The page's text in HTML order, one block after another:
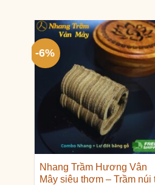
-6%
Nhang Trầm Hương Vân
Mây siêu thơm – Trầm núi